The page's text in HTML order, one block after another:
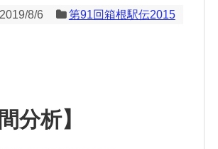
2019/8/6 第91回箱根駅伝2015
分析】